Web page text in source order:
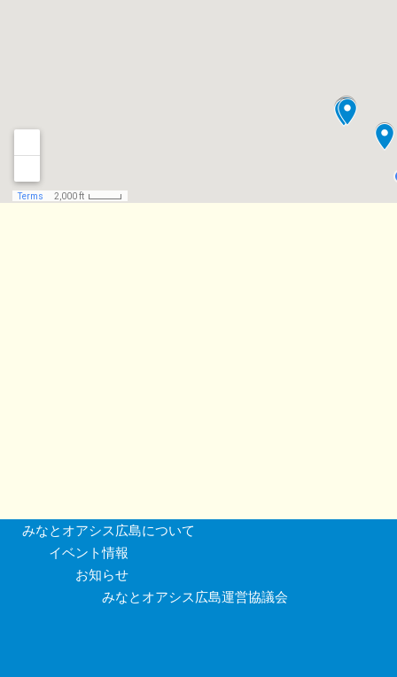
みなとオアシス広島について
イベント情報
お知らせ
みなとオアシス広島運営協議会